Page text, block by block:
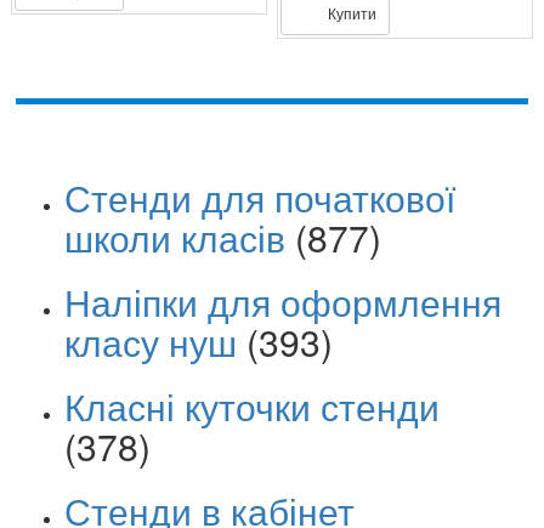
Купити
Стенди для початкової
школи класів (877)
Наліпки для оформлення
класу нуш (393)
Класні куточки стенди
(378)
Стенди в кабінет